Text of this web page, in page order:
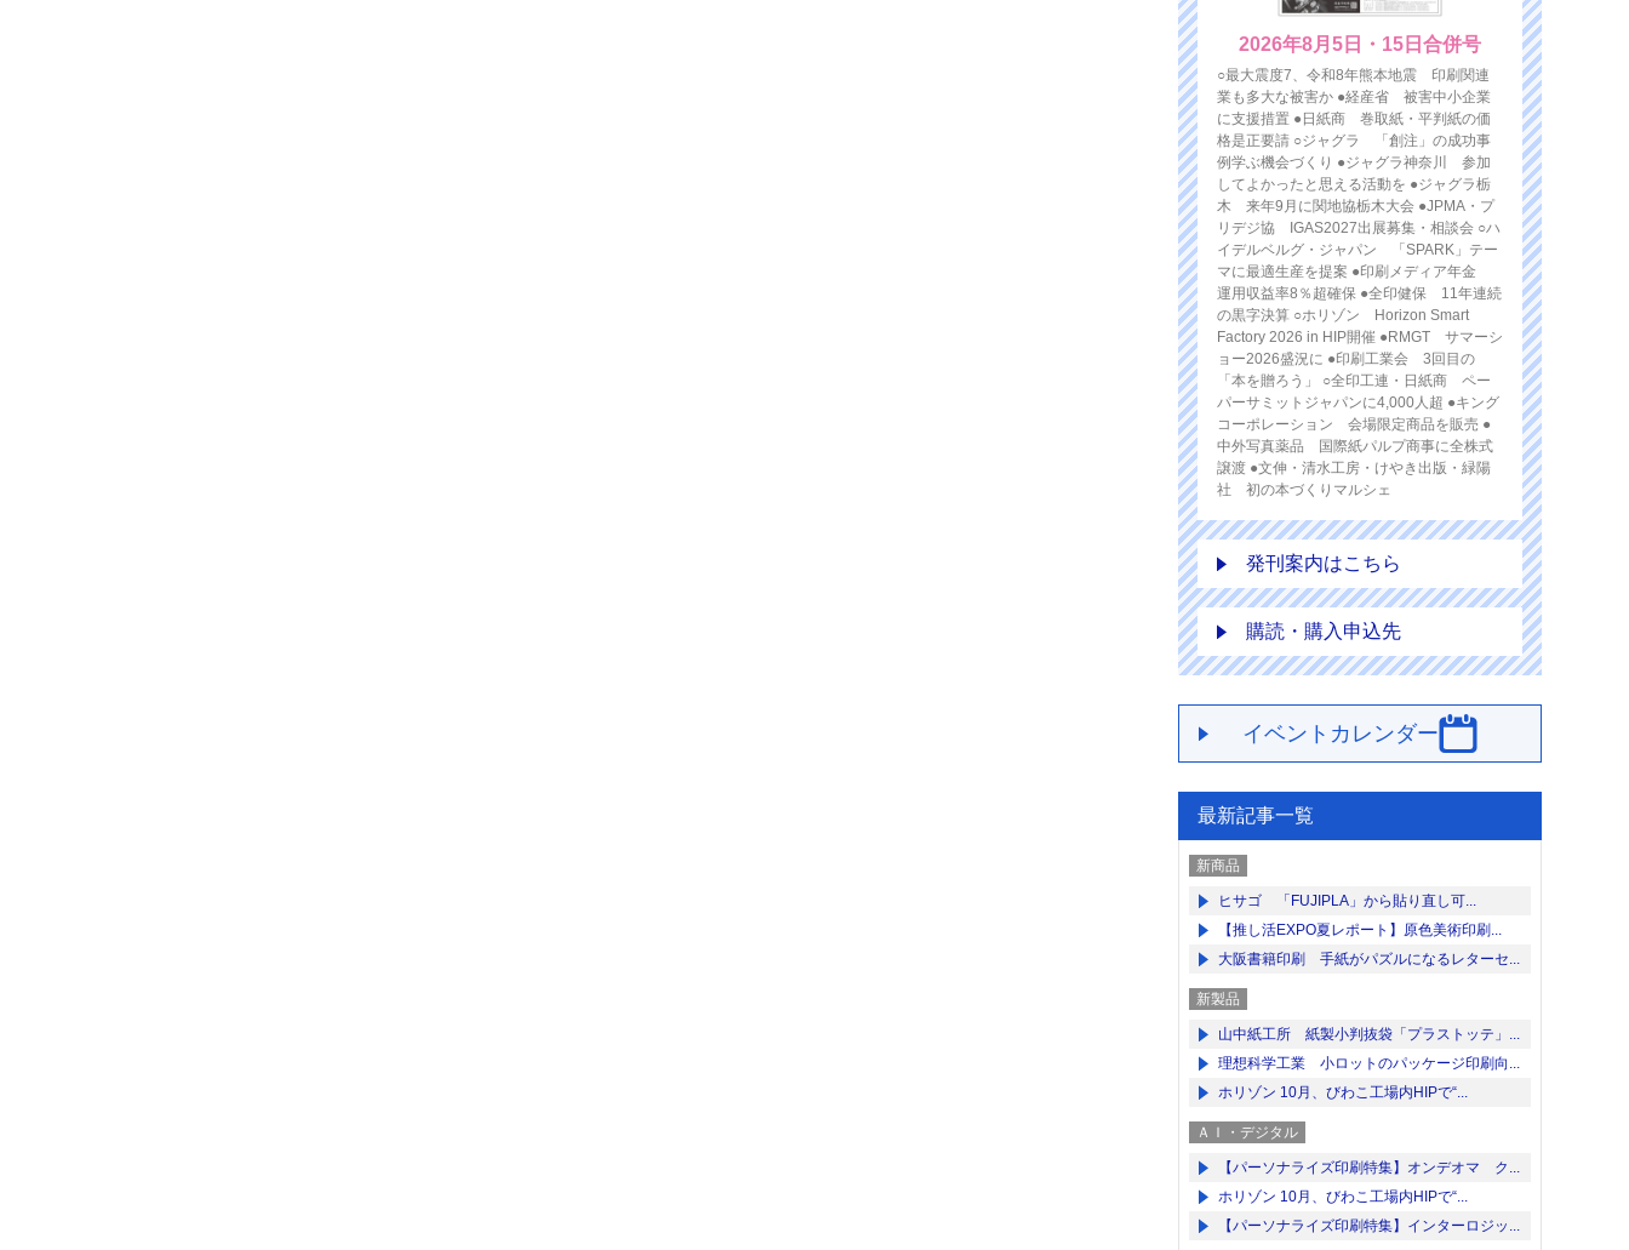
2026年8月5日・15日合併号
○最大震度7、令和8年熊本地震 印刷関連
業も多大な被害か ●経産省 被害中小企業
に支援措置 ●日紙商 巻取紙・平判紙の価
格是正要請 ○ジャグラ 「創注」の成功事
例学ぶ機会づくり ●ジャグラ神奈川 参加
してよかったと思える活動を ●ジャグラ栃
木 来年9月に関地協栃木大会 ●JPMA・プ
リデジ協 IGAS2027出展募集・相談会 ○ハ
イデルベルグ・ジャパン 「SPARK」テー
マに最適生産を提案 ●印刷メディア年金
運用収益率8％超確保 ●全印健保 11年連続
の黒字決算 ○ホリゾン Horizon Smart
Factory 2026 in HIP開催 ●RMGT サマーシ
ョー2026盛況に ●印刷工業会 3回目の
「本を贈ろう」 ○全印工連・日紙商 ペー
パーサミットジャパンに4,000人超 ●キング
コーポレーション 会場限定商品を販売 ●
中外写真薬品 国際紙パルプ商事に全株式
譲渡 ●文伸・清水工房・けやき出版・緑陽
社 初の本づくりマルシェ
発刊案内はこちら
購読・購入申込先
イベントカレンダー
最新記事一覧
新商品
ヒサゴ 「FUJIPLA」から貼り直し可...
【推し活EXPO夏レポート】原色美術印刷...
大阪書籍印刷 手紙がパズルになるレターセ...
新製品
山中紙工所 紙製小判抜袋「プラストッテ」...
理想科学工業 小ロットのパッケージ印刷向...
ホリゾン 10月、びわこ工場内HIPで“...
ＡＩ・デジタル
【パーソナライズ印刷特集】オンデオマ ク...
ホリゾン 10月、びわこ工場内HIPで“...
【パーソナライズ印刷特集】インターロジッ...